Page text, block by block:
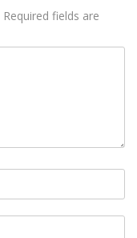
Required fields are